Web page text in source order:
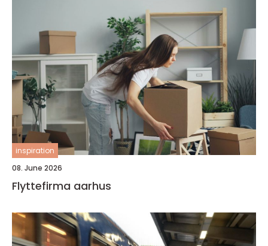
inspiration
08. June 2026
Flyttefirma aarhus